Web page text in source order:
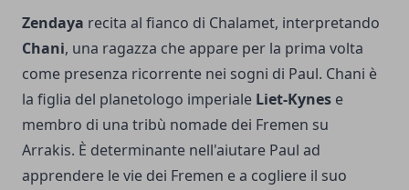
Zendaya recita al fianco di Chalamet, interpretando
Chani, una ragazza che appare per la prima volta
come presenza ricorrente nei sogni di Paul. Chani è
la figlia del planetologo imperiale Liet-Kynes e
membro di una tribù nomade dei Fremen su
Arrakis. È determinante nell'aiutare Paul ad
apprendere le vie dei Fremen e a cogliere il suo